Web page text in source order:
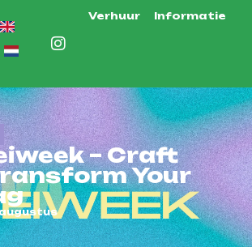
Verhuur Informatie
– Craft
Your